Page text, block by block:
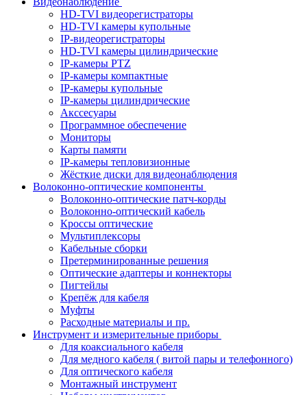
HD-TVI видеорегистраторы
HD-TVI камеры купольные
IP-видеорегистраторы
HD-TVI камеры цилиндрические
IP-камеры PTZ
IP-камеры компактные
IP-камеры купольные
IP-камеры цилиндрические
Акссесуары
Программное обеспечение
Мониторы
Карты памяти
IP-камеры тепловизионные
Жёсткие диски для видеонаблюдения
Волоконно-оптические компоненты
Волоконно-оптические патч-корды
Волоконно-оптический кабель
Кроссы оптические
Мультиплексоры
Кабельные сборки
Претерминированные решения
Оптические адаптеры и коннекторы
Пигтейлы
Крепёж для кабеля
Муфты
Расходные материалы и пр.
Инструмент и измерительные приборы
Для коаксиального кабеля
Для медного кабеля ( витой пары и телефонного)
Для оптического кабеля
Монтажный инструмент